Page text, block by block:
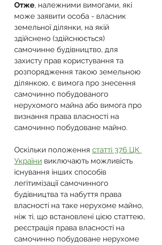
Отже, належними вимогами, які
може заявити особа - власник
земельної ділянки, на якій
здійснено (здійснюється)
самочинне будівництво, для
захисту прав користування та
розпорядження такою земельною
ділянкою, є вимога про знесення
самочинно побудованого
нерухомого майна або вимога про
визнання права власності на
самочинно побудоване майно.
Оскільки положення статті 376 ЦК
України виключають можливість
існування інших способів
легітимізації самочинного
будівництва та набуття права
власності на таке нерухоме майно,
ніж ті, що встановлені цією статтею,
реєстрація права власності на
самочинно побудоване нерухоме